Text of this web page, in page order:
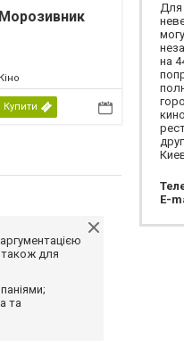
Морозивник
Кіно
Купити
також для
та
Для
на
E-